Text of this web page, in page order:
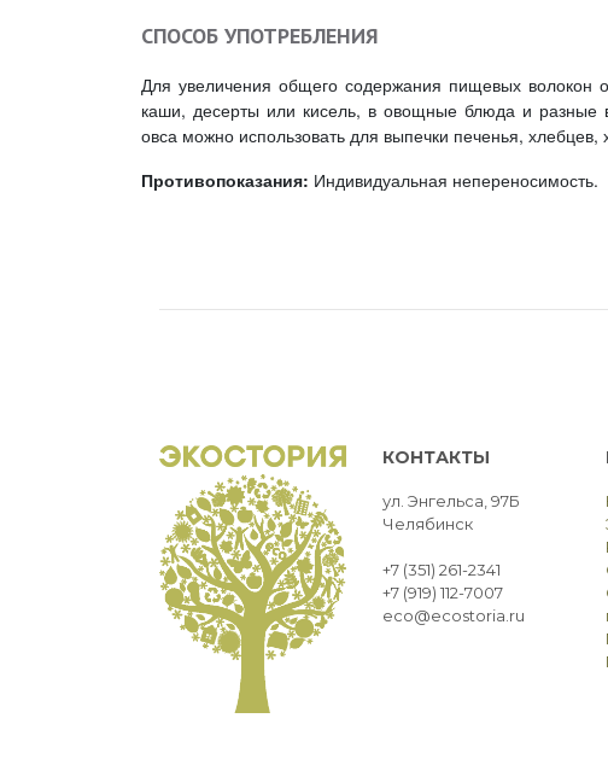
СПОСОБ УПОТРЕБЛЕНИЯ
Для увеличения общего содержания пищевых волокон
каши, десерты или кисель, в овощные блюда и
овса можно использовать для выпечки печенья,
Противопоказания: Индивидуальная непереносимость.
КОНТАКТЫ
ул. Энгельса, 97Б
Челябинск
+7 (351) 261-2341
+7 (919) 112-7007
eco@ecostoria.ru